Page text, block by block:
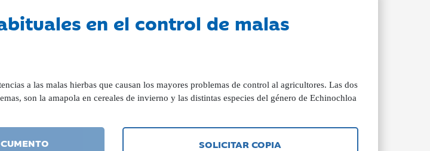
en el control de malas
a las malas hierbas que causan los mayores problemas de control al agricultores. Las dos
son la amapola en cereales de invierno y las distintas especies del género de Echinochloa
SOLICITAR COPIA